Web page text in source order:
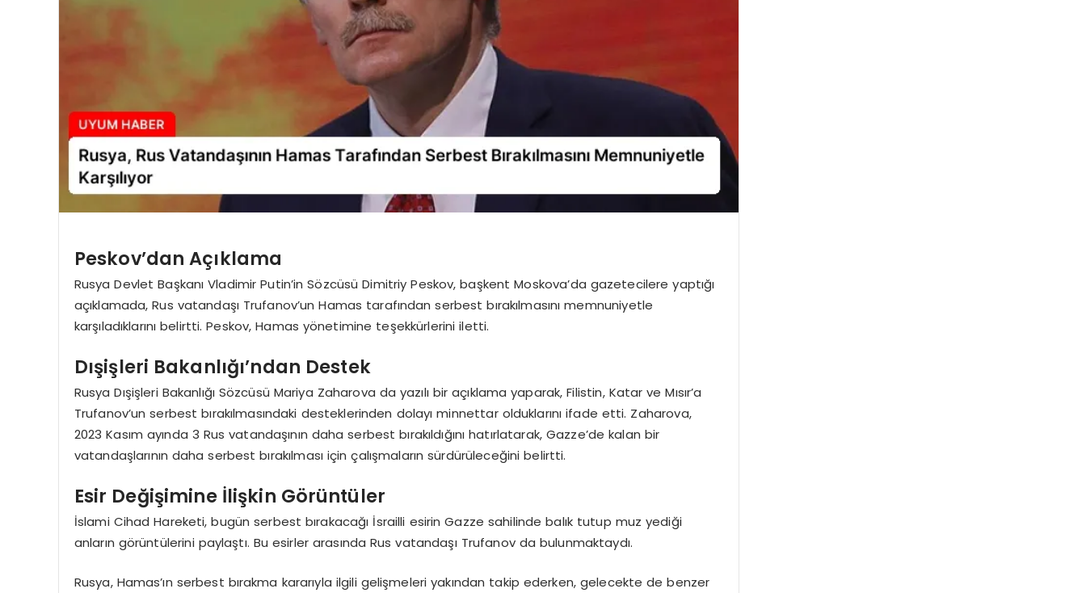
Peskov’dan Açıklama
Rusya Devlet Başkanı Vladimir Putin’in Sözcüsü Dimitriy Peskov, başkent Moskova’da gazetecilere yaptığı
açıklamada, Rus vatandaşı Trufanov’un Hamas tarafından serbest bırakılmasını memnuniyetle
karşıladıklarını belirtti. Peskov, Hamas yönetimine teşekkürlerini iletti.
Dışişleri Bakanlığı’ndan Destek
Rusya Dışişleri Bakanlığı Sözcüsü Mariya Zaharova da yazılı bir açıklama yaparak, Filistin, Katar ve Mısır’a
Trufanov’un serbest bırakılmasındaki desteklerinden dolayı minnettar olduklarını ifade etti. Zaharova,
2023 Kasım ayında 3 Rus vatandaşının daha serbest bırakıldığını hatırlatarak, Gazze’de kalan bir
vatandaşlarının daha serbest bırakılması için çalışmaların sürdürüleceğini belirtti.
Esir Değişimine İlişkin Görüntüler
İslami Cihad Hareketi, bugün serbest bırakacağı İsrailli esirin Gazze sahilinde balık tutup muz yediği
anların görüntülerini paylaştı. Bu esirler arasında Rus vatandaşı Trufanov da bulunmaktaydı.
Rusya, Hamas’ın serbest bırakma kararıyla ilgili gelişmeleri yakından takip ederken, gelecekte de benzer